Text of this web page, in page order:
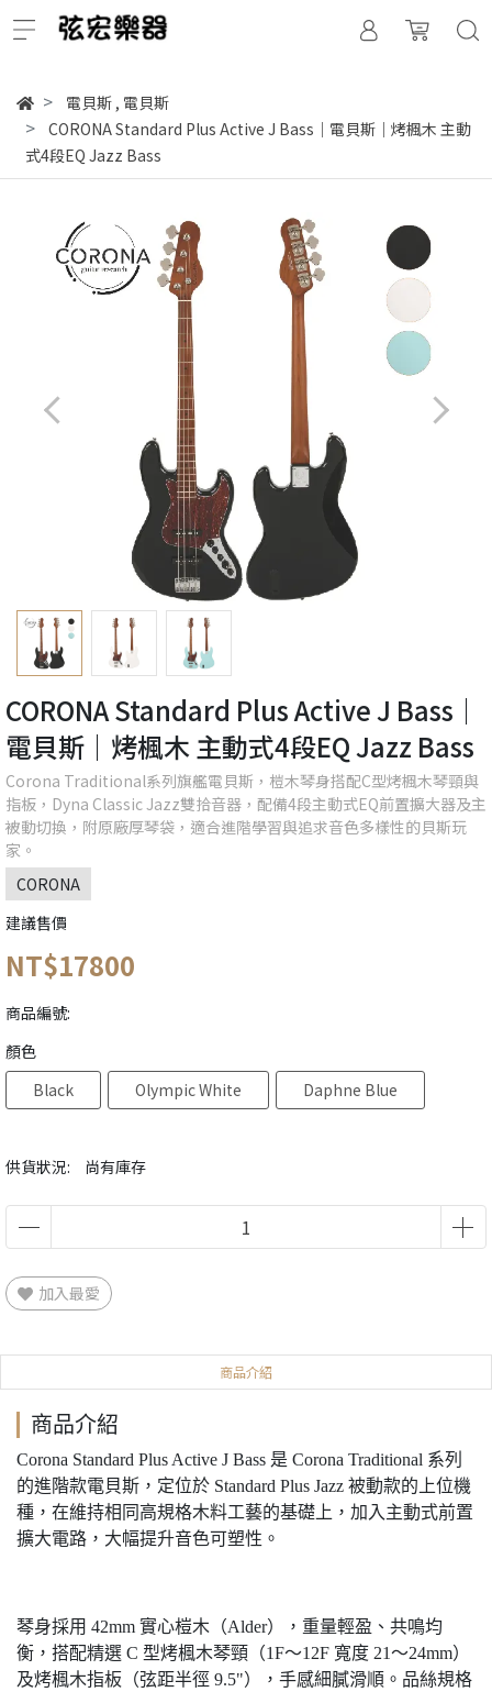
電貝斯, 電貝斯
CORONA Standard Plus Active J Bass｜電貝斯｜烤楓木 主動
式4段EQ Jazz Bass
CORONA Standard Plus Active J Bass｜
電貝斯｜烤楓木 主動式4段EQ Jazz Bass
Corona Traditional系列旗艦電貝斯，榿木琴身搭配C型烤楓木琴頸與
指板，Dyna Classic Jazz雙拾音器，配備4段主動式EQ前置擴大器及主
被動切換，附原廠厚琴袋，適合進階學習與追求音色多樣性的貝斯玩
家。
CORONA
建議售價
NT$17800
商品編號:
供貨狀況: 尚有庫存
顏色
Black
Olympic White Daphne Blue
加入最愛
商品介紹
商品介紹
Corona Standard Plus Active J Bass 是 Corona Traditional 系列
的進階款電貝斯，定位於 Standard Plus Jazz 被動款的上位機
種，在維持相同高規格木料工藝的基礎上，加入主動式前置
擴大電路，大幅提升音色可塑性。
琴身採用 42mm 實心榿木（Alder），重量輕盈、共鳴均
衡，搭配精選 C 型烤楓木琴頸（1F～12F 寬度 21～24mm）
及烤楓木指板（弦距半徑 9.5"），手感細膩滑順。品絲規格